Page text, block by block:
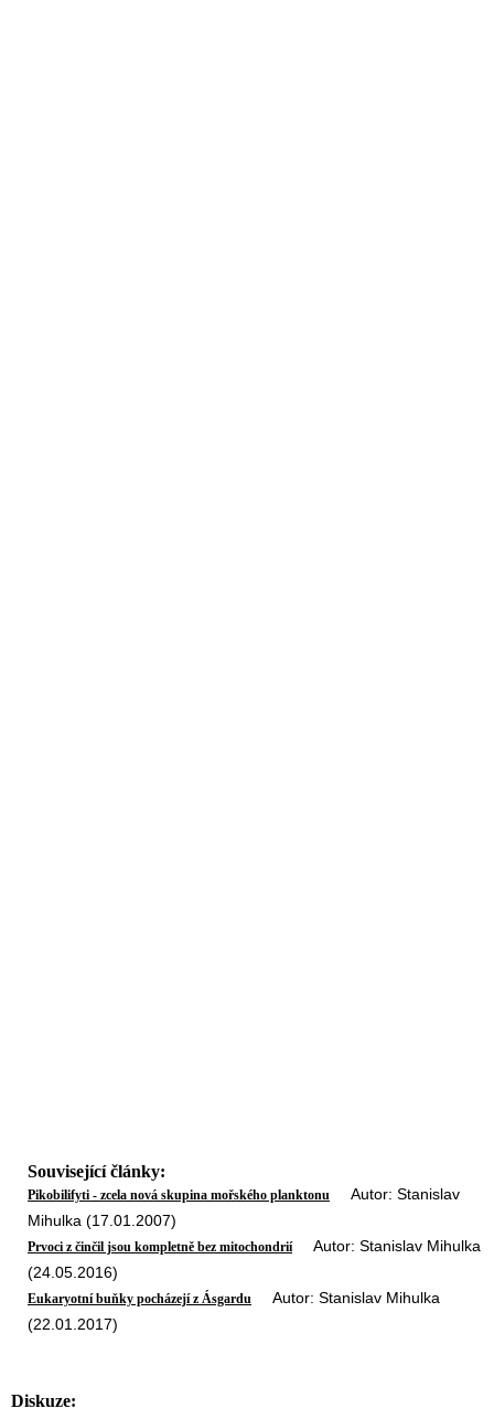
Související články:
Pikobilifyti - zcela nová skupina mořského planktonu
Autor: Stanislav
Mihulka (17.01.2007)
Prvoci z činčil jsou kompletně bez mitochondriíAutor: Stanislav Mihulka
(24.05.2016)
Eukaryotní buňky pocházejí z Ásgardu
Autor: Stanislav Mihulka
(22.01.2017)
Diskuze: